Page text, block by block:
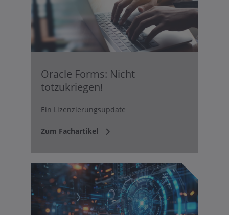
Oracle Forms: Nicht
totzukriegen!
Ein Lizenzierungsupdate
Zum Fachartikel